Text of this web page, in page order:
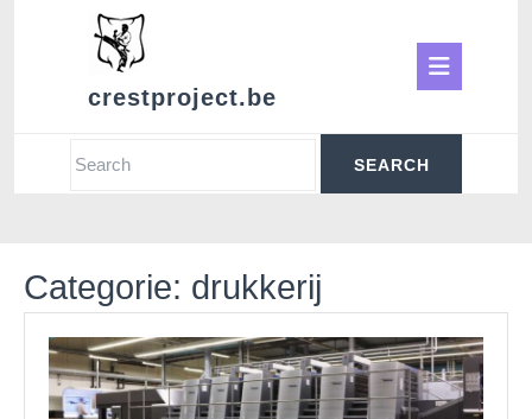
crestproject.be
Search
Categorie: drukkerij